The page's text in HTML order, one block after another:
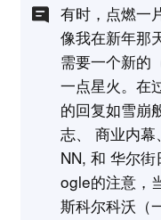
有时，点燃一
像我在新年那
需要一个新的
一点星火。在
的回复如雪崩
志、 商业内
NN, 和 华尔
ogle的注意，
斯科尔科沃（